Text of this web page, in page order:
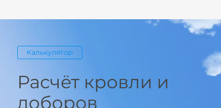
Калькулятор
Расчёт кровли и
доборов